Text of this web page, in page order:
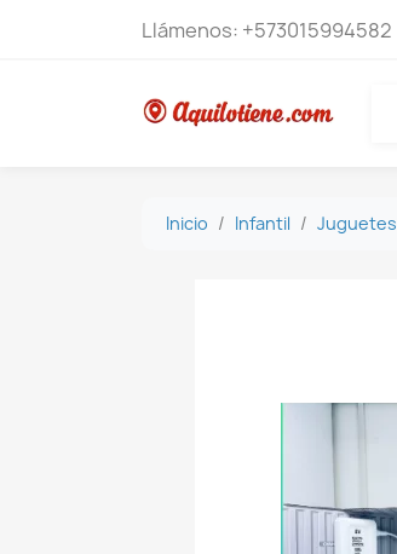
Llámenos: +573015994582
Inicio Infantil Juguetes